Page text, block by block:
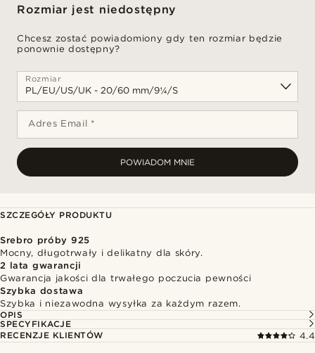
Rozmiar jest niedostępny
Chcesz zostać powiadomiony gdy ten rozmiar będzie
ponownie dostępny?
Rozmiar
Adres Email *
POWIADOM MNIE
SZCZEGÓŁY PRODUKTU
Srebro próby 925
Mocny, długotrwały i delikatny dla skóry.
2 lata gwarancji
Gwarancja jakości dla trwałego poczucia pewności
Szybka dostawa
Szybka i niezawodna wysyłka za każdym razem.
OPIS
SPECYFIKACJE
RECENZJE KLIENTÓW
4.4